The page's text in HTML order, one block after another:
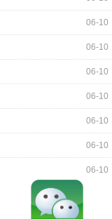
06-10
06-10
06-10
06-10
06-10
06-10
06-10